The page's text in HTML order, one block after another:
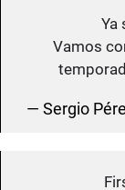
Ya
Vamos
— Sergio